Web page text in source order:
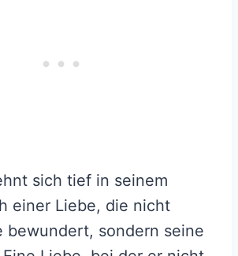
sich tief in seinem
einer Liebe, die nicht
bewundert, sondern seine